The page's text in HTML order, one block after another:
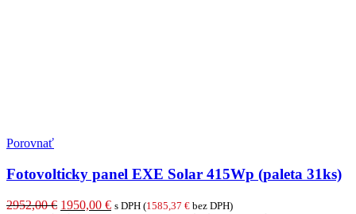
Porovnať
Fotovolticky panel EXE Solar 415Wp (paleta 31ks)
2952,00€ Pôvodná
1950,00 €Aktuálna
s DPH (1585,37 € bez DPH)